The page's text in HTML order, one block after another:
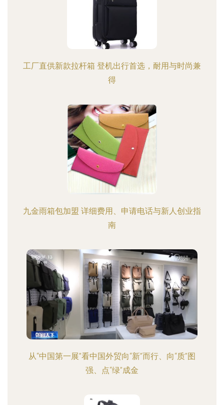
工厂直供新款拉杆箱 登机出行首选，耐用与时尚兼
得
九金雨箱包加盟 详细费用、申请电话与新人创业指
南
从“中国第一展”看中国外贸向“新”而行、向“质”图
强、点“绿”成金